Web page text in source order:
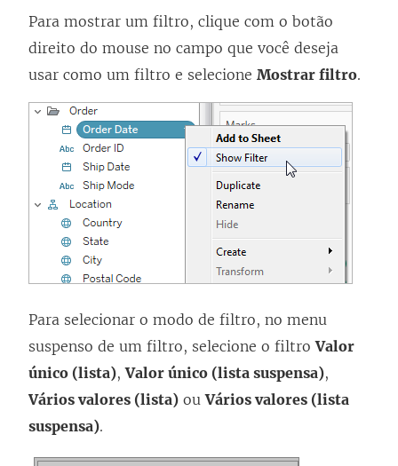
Para mostrar um filtro, clique com o botão
direito do mouse no campo que você deseja
usar como um filtro e selecione Mostrar filtro.
Para selecionar o modo de filtro, no menu
suspenso de um filtro, selecione o filtroValor
único (lista),Valor único (lista suspensa),
Vários valores (lista) ouVários valores (lista
suspensa).